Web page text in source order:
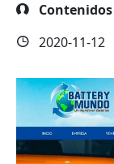
Contenidos
2020-11-12